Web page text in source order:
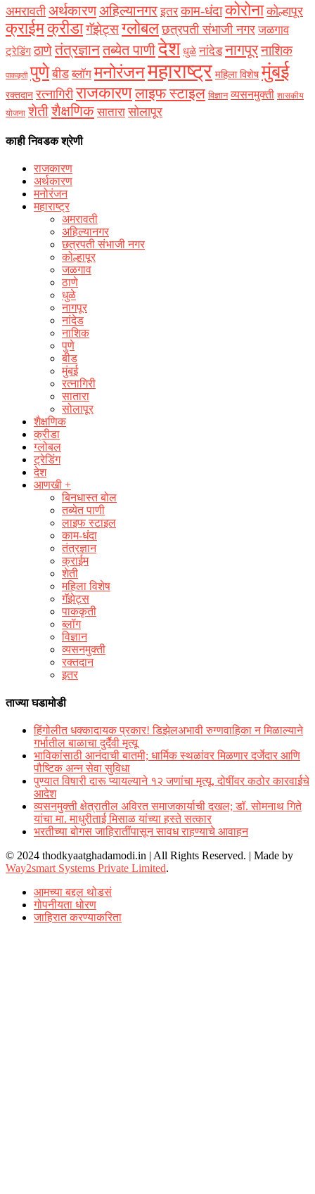
अमरावती अर्थकारणअहिल्यानगर इतर काम-धंदाकोरोना कोल्हापूर
क्राईमक्रीडागॅझेट्सग्लोबल छत्रपती संभाजी नगर जळगाव
ट्रेडिंग ठाणेतंत्रज्ञानतब्येत पाणीदेश धुळे नांदेड नागपूरनाशिक
पाककृती पुणे बीड ब्लॉग मनोरंजनमहाराष्ट्र महिला विशेष मुंबई
रक्‍तदान रत्नागिरी राजकारणलाइफ स्टाइल विज्ञान व्यसनमुक्ती शासकीय
योजना शेतीशैक्षणिक सातारा सोलापूर
काही निवडक श्रेणी
राजकारण
अर्थकारण
मनोरंजन
महाराष्ट्र
अमरावती
अहिल्यानगर
छत्रपती संभाजी नगर
कोल्हापूर
जळगाव
ठाणे
धुळे
नागपूर
नांदेड
नाशिक
पुणे
बीड
मुंबई
रत्नागिरी
सातारा
सोलापूर
शैक्षणिक
क्रीडा
ग्लोबल
ट्रेडिंग
देश
आणखी +
बिनधास्त बोल
तब्येत पाणी
लाइफ स्टाइल
काम-धंदा
तंत्रज्ञान
क्राईम
शेती
महिला विशेष
गॅझेट्स
पाककृती
ब्लॉग
विज्ञान
व्यसनमुक्ती
रक्‍तदान
इतर
ताज्या घडामोडी
हिंगोलीत धक्कादायक प्रकार! डिझेलअभावी रुग्णवाहिका न मिळाल्याने
गर्भातील बाळाचा दुर्दैवी मृत्यू
भाविकांसाठी आनंदाची बातमी; धार्मिक स्थळांवर मिळणार दर्जेदार आणि
पौष्टिक अन्न सेवा सुविधा
पुण्यात विषारी दारू प्यायल्याने १२ जणांचा मृत्यू, दोषींवर कठोर कारवाईचे
आदेश
व्यसनमुक्ती क्षेत्रातील अविरत समाजकार्याची दखल; डॉ. सोमनाथ गिते
यांचा मा. माधुरीताई मिसाळ यांच्या हस्ते सत्कार
भरतीच्या बोगस जाहिरातींपासून सावध राहण्याचे आवाहन
© 2024 thodkyaatghadamodi.in | All Rights Reserved. | Made by
Way2smart Systems Private Limited.
आमच्या बद्दल थोडसं
गोपनीयता धोरण
जाहिरात करण्याकरिता